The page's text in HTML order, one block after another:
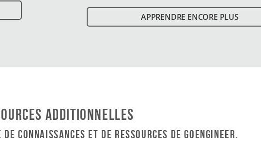
APPRENDRE ENCORE PLUS
additionnelles
connaissances et de ressources de GoEngineer.